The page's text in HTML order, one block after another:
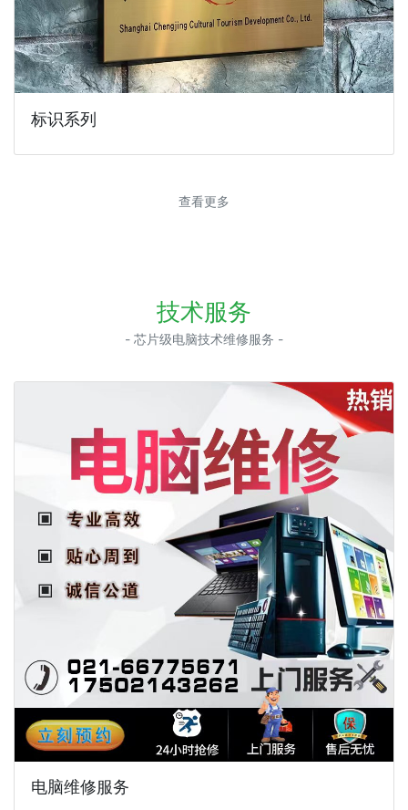
标识系列
查看更多
技术服务
- 芯片级电脑技术维修服务 -
电脑维修服务